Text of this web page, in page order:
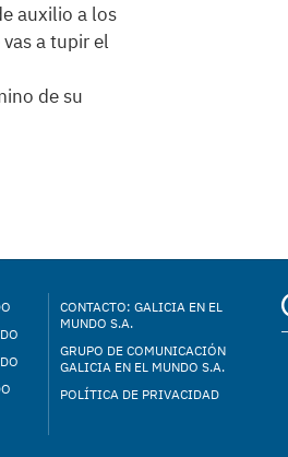
auxilio a los
a tupir el
de su
CONTACTO: GALICIA EN EL
MUNDO S.A.
GRUPO DE COMUNICACIÓN
GALICIA EN EL MUNDO S.A.
POLÍTICA DE PRIVACIDAD